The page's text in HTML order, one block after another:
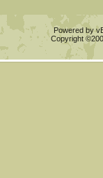
Powered by
Copyright